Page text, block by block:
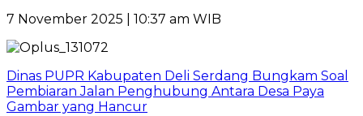
7 November 2025 | 10:37 am WIB
Dinas PUPR Kabupaten Deli Serdang Bungkam Soal
Pembiaran Jalan Penghubung Antara Desa Paya
Gambar yang Hancur